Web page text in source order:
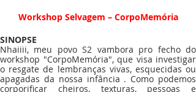
Workshop Selvagem – CorpoMemória
SINOPSE
Nhaiiii, meu povo S2 vambora pro fecho do
workshop "CorpoMemória", que visa investigar
o resgate de lembranças vivas, esquecidas ou
apagadas da nossa infância . Como podemos
corporificar cheiros, texturas, pessoas e